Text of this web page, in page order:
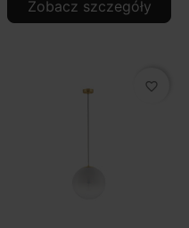
Zobacz szczegóły
favorite_border